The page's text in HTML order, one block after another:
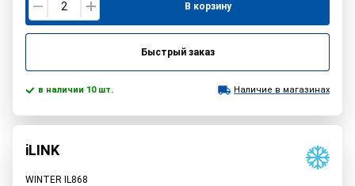
В корзину
Быстрый заказ
в наличии 10 шт. Наличие в магазинах
iLINK
WINTER IL868